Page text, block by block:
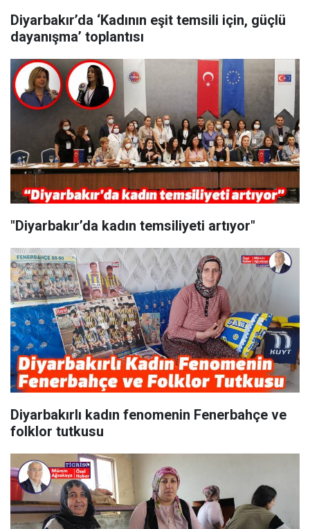
Diyarbakır’da ‘Kadının eşit temsili için, güçlü
dayanışma’ toplantısı
"Diyarbakır’da kadın temsiliyeti artıyor"
Diyarbakırlı kadın fenomenin Fenerbahçe ve
folklor tutkusu